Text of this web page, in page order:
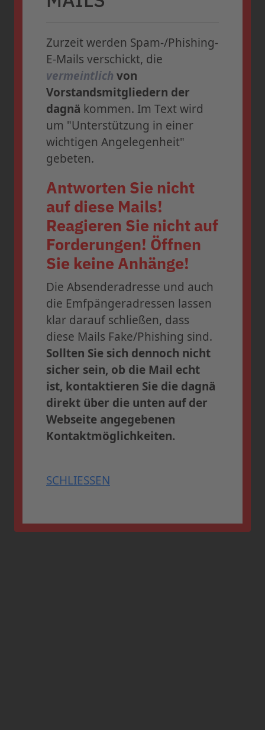
registrieren
Der 36. dagnä-Workshop findet
vom 4. - 5. September 2026 im
Kap Europa in Frankfurt/Main
statt.
Die Anmeldung zum 36. dagnä-
Workshop ist ab sofort
geöffnet.
Profitieren Sie bis zum31. Juli
2026vomEarly-Bird-Tarif und
sichern Sie sich Ihren Platz in
Frankfurt.
» Weitere
Informationen und
Anmeldung
SCHLIESSEN
Zurzeit werden Spam-/Phishing-
E-Mails verschickt, die
vermeintlich von
Vorstandsmitgliedern der
dagnä kommen. Im Text wird
um "Unterstützung in einer
wichtigen Angelegenheit"
gebeten.
Antworten Sie nicht
auf diese Mails!
Reagieren Sie nicht auf
Forderungen! Öffnen
Sie keine Anhänge!
Die Absenderadresse und auch
die Emfpängeradressen lassen
klar darauf schließen, dass
diese Mails Fake/Phishing sind.
Sollten Sie sich dennoch nicht
sicher sein, ob die Mail echt
ist, kontaktieren Sie die dagnä
direkt über die unten auf der
Webseite angegebenen
Kontaktmöglichkeiten.
SCHLIESSEN